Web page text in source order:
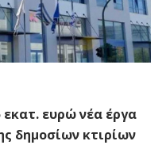
ευρώ νέα έργα
δημοσίων κτιρίων